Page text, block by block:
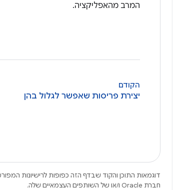
המרב מהאפליקציה.
הקודם
יצירת פריסות שאפשר לגלול בהן
דוגמאות התוכן והקוד שבדף הזה כפופות לרישיונות
חברת Oracle ו/או של השותפים העצמאיים שלה.